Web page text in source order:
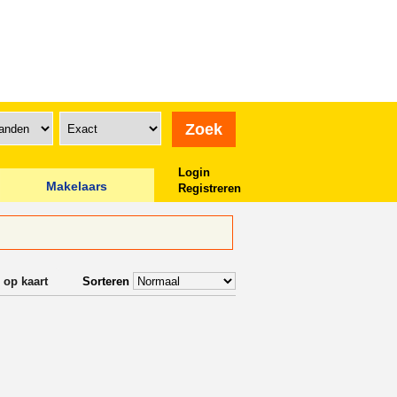
Makelaars
Login
Registreren
Sorteren
op kaart